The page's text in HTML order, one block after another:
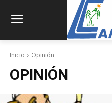
Inicio Opinión
OPINIÓN